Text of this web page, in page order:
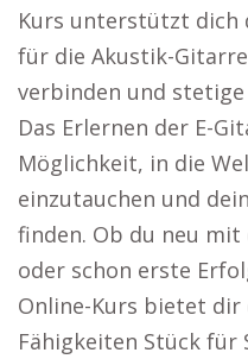
Kurs unterstützt dich
für die Akustik-
verbinden und
Das Erlernen der E-
Möglichkeit, in die
einzutauchen und
finden. Ob du neu
oder schon erste
Online-Kurs bietet
Fähigkeiten Stück für